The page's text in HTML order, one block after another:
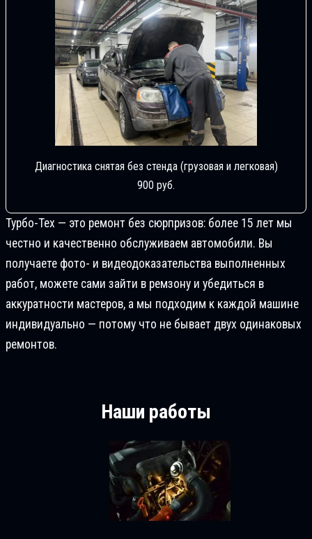
Диагностика снятая без стенда (грузовая и легковая)
900 руб.
Турбо-Тех — это ремонт без сюрпризов: более 15 лет мы
честно и качественно обслуживаем автомобили. Вы
получаете фото- и видеодоказательства выполненных
работ, можете сами зайти в ремзону и убедиться в
аккуратности мастеров, а мы подходим к каждой машине
индивидуально — потому что не бывает двух одинаковых
ремонтов.
Наши работы